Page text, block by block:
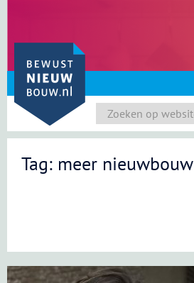
content
Tag: meer nieuwbouw